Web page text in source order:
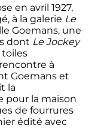
en avril 1927,
à la galerie Le
Goemans, une
dont Le Jockey
toiles
à
Goemans et
la
pour la maison
de fourrures
édité avec